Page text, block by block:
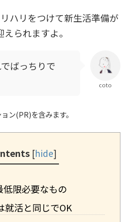
ハリをつけて新生活準備が
られますよ。
ばっちりで
coto
ン(PR)を含みます。
[hide]
低限必要なもの
就活と同じでOK